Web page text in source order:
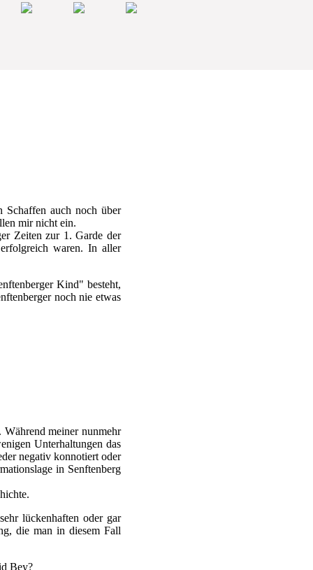
Schaffen auch noch über
mir nicht ein.
Zeiten zur 1. Garde der
waren. In aller
Kind" besteht,
noch nie etwas
Während meiner nunmehr
Unterhaltungen das
negativ konnotiert oder
in Senftenberg
lückenhaften oder gar
die man in diesem Fall
Bey?